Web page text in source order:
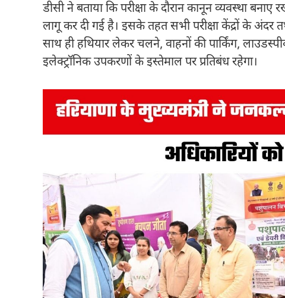
डीसी ने बताया कि परीक्षा के दौरान कानून व्यवस्था
लागू कर दी गई है। इसके तहत सभी परीक्षा केंद्रों के अंदर
साथ ही हथियार लेकर चलने, वाहनों की पार्किंग,
इलेक्ट्रॉनिक उपकरणों के इस्तेमाल पर प्रतिबंध रहेगा।